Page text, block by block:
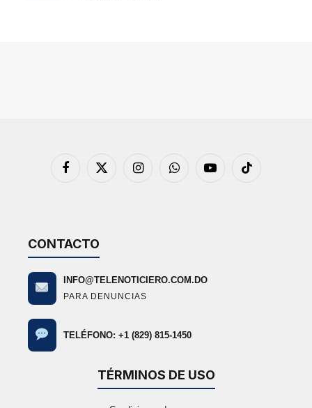
Facebook
X
InstagramWhatsAppYouTubeTikTok
CONTACTO
INFO@TELENOTICIERO.COM.DO
PARA DENUNCIAS
TELÉFONO: +1 (829) 815-1450
TÉRMINOS DE USO